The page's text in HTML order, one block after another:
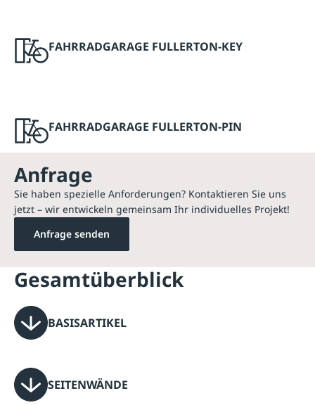
FAHRRADGARAGE FULLERTON-KEY
FAHRRADGARAGE FULLERTON-PIN
Anfrage
Sie haben spezielle Anforderungen? Kontaktieren Sie uns
jetzt – wir entwickeln gemeinsam Ihr individuelles Projekt!
Anfrage senden
Gesamtüberblick
BASISARTIKEL
SEITENWÄNDE